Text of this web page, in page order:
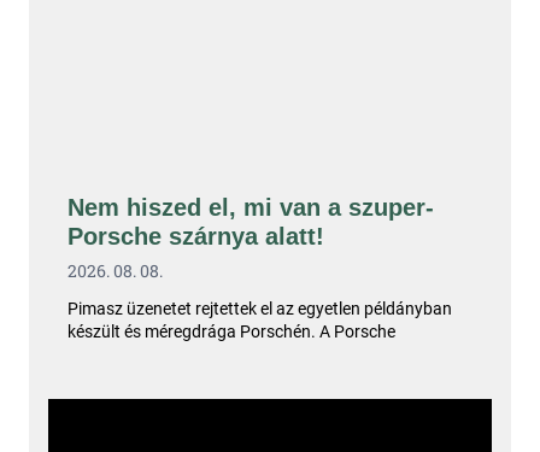
Nem hiszed el, mi van a szuper-
Porsche szárnya alatt!
2026. 08. 08.
Pimasz üzenetet rejtettek el az egyetlen példányban
készült és méregdrága Porschén. A Porsche